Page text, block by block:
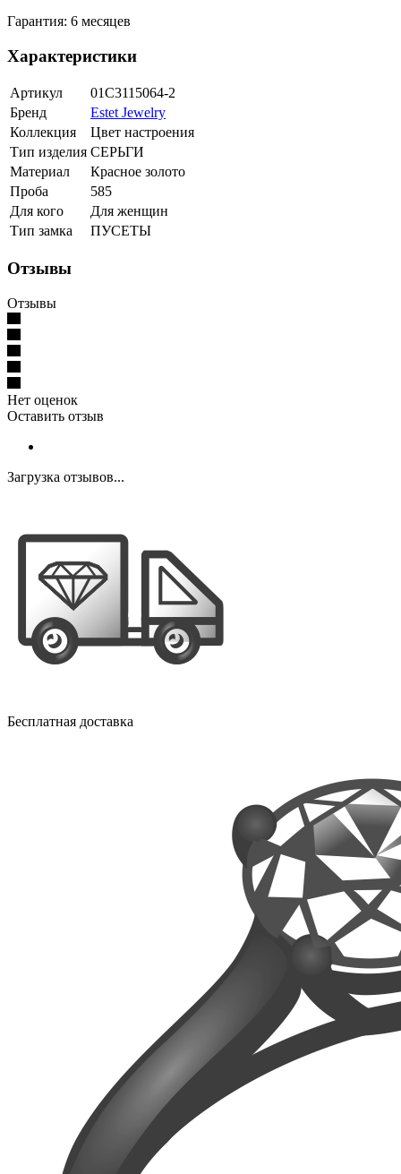
Гарантия: 6 месяцев
Характеристики
Артикул
01С3115064-2
Бренд
Estet Jewelry
Коллекция
Цвет настроения
Тип изделия СЕРЬГИ
Материал
Красное золото
Проба
585
Для кого
Для женщин
Тип замка
ПУСЕТЫ
Отзывы
Отзывы
Нет оценок
Оставить отзыв
Загрузка отзывов...
Бесплатная доставка